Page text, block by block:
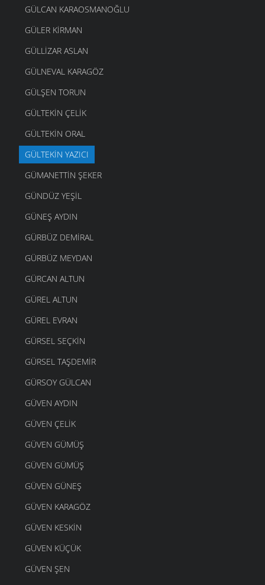
GÜLCAN KARAOSMANOĞLU
GÜLER KIRMAN
GÜLLIZAR ASLAN
GÜLNEVAL KARAGÖZ
GÜLŞEN TORUN
GÜLTEKIN ÇELIK
GÜLTEKIN ORAL
GÜLTEKIN YAZICI
GÜMANETTIN ŞEKER
GÜNDÜZ YEŞIL
GÜNEŞ AYDIN
GÜRBÜZ DEMIRAL
GÜRBÜZ MEYDAN
GÜRCAN ALTUN
GÜREL ALTUN
GÜREL EVRAN
GÜRSEL SEÇKIN
GÜRSEL TAŞDEMIR
GÜRSOY GÜLCAN
GÜVEN AYDIN
GÜVEN ÇELIK
GÜVEN GÜMÜŞ
GÜVEN GÜMÜŞ
GÜVEN GÜNEŞ
GÜVEN KARAGÖZ
GÜVEN KESKIN
GÜVEN KÜÇÜK
GÜVEN ŞEN